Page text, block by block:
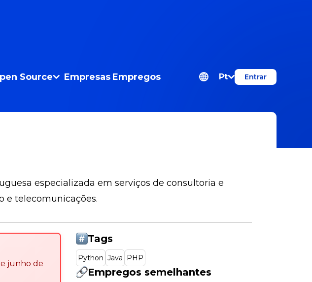
Source Empresas Empregos Pt Entrar
especializada em serviços de consultoria e
e telecomunicações.
junho de
Tags
Python Java PHP
Empregos semelhantes